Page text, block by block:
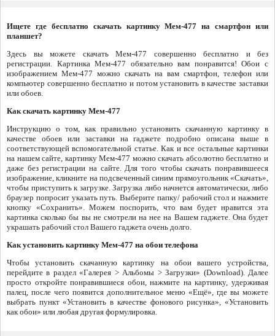
Ищете где бесплатно скачать картинку Мем-477 на смартфон или
планшет?
Здесь вы можете скачать Мем-477 совершенно бесплатно и без
регистрации. Картинка Мем-477 обязательно вам понравится! Обои с
изображением Мем-477 можно скачать на вам смартфон, телефон или
компьютер совершенно бесплатно и потом установить в качестве заставки
или обоев.
Как скачать картинку Мем-477
Инструкцию о том, как правильно установить скачанную картинку в
качестве обоев или заставки на гаджете подробно описана выше в
соответствующей вспомогательной статье. Как и все остальные картинки
на нашем сайте, картинку Мем-477 можно скачать абсолютно бесплатно и
даже без регистрации на сайте. Для того чтобы скачать понравившееся
изображение, кликните на подсвеченный синим прямоугольник «Скачать»,
чтобы приступить к загрузке. Загрузка либо начнется автоматически, либо
браузер попросит указать путь. Выберите папку/ рабочий стол и нажмите
кнопку «Сохранить». Можем поспорить, что вам будет нравится эта
картинка сколько бы вы не смотрели на нее на Вашем гаджете. Она будет
украшать рабочий стол Вашего гаджета очень долго.
Как установить картинку Мем-477 на обои телефона
Чтобы установить скачанную картинку на обои вашего устройства,
перейдите в раздел «Галерея > Альбомы > Загрузки» (Download). Далее
просто откройте понравившиеся обои, нажмите на картинку, удерживая
палец, после чего появится дополнительное меню «Ещё», где вы можете
выбрать пункт «Установить в качестве фонового рисунка», «Установить
как обои» или любая другая формулировка.